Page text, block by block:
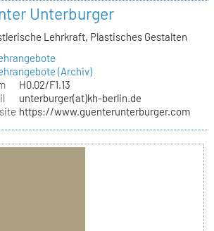
Unterburger
Lehrkraft, Plastisches Gestalten
(Archiv)
H0.02/F1.13
unterburger(at)kh-berlin.de
https://www.guenterunterburger.com